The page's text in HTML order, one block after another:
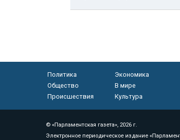
Политика
Экономика
Общество
В мире
Происшествия
Культура
© «Парламентская газета», 2026 г.
Электронное периодическое издание